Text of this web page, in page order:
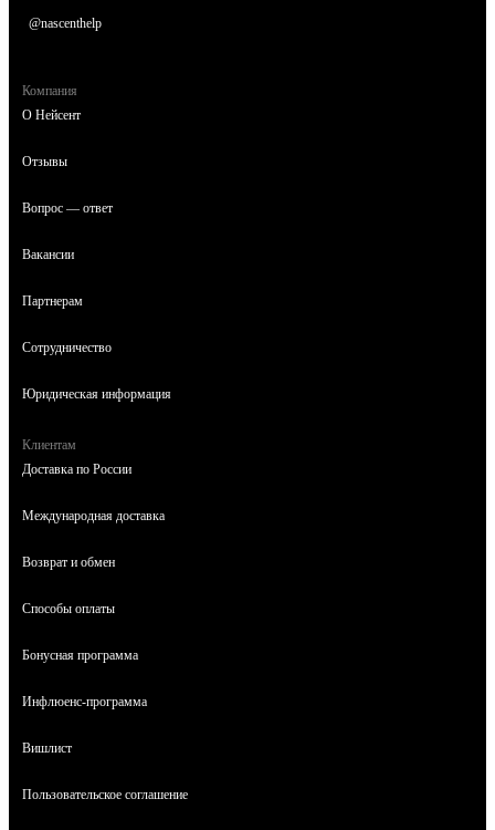
@nascenthelp
Компания
О Нейсент
Отзывы
Вопрос — ответ
Вакансии
Партнерам
Сотрудничество
Юридическая информация
Клиентам
Доставка по России
Международная доставка
Возврат и обмен
Способы оплаты
Бонусная программа
Инфлюенс-программа
Вишлист
Пользовательское соглашение